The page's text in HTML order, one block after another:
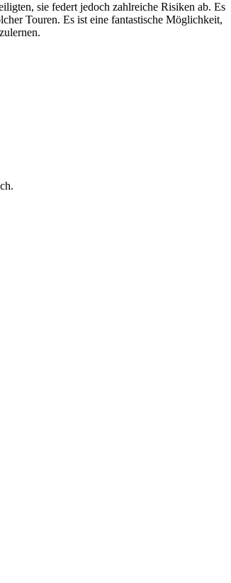
sie federt jedoch zahlreiche Risiken ab. Es
Touren. Es ist eine fantastische Möglichkeit,